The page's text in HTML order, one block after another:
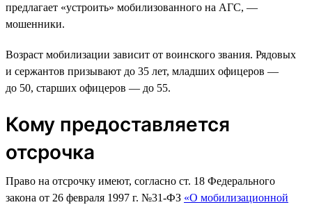
предлагает «устроить» мобилизованного на АГС, —
мошенники.
Возраст мобилизации зависит от воинского звания. Рядовых
и сержантов призывают до 35 лет, младших офицеров —
до 50, старших офицеров — до 55.
Кому предоставляется
отсрочка
Право на отсрочку имеют, согласно ст. 18 Федерального
закона от 26 февраля 1997 г. №31-ФЗ «О мобилизационной